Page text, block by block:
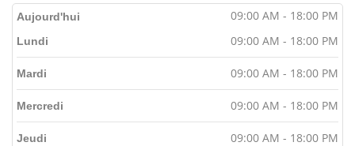
Aujourd'hui 09:00 AM - 18:00 PM
Lundi 09:00 AM - 18:00 PM
Mardi 09:00 AM - 18:00 PM
Mercredi 09:00 AM - 18:00 PM
Jeudi 09:00 AM - 18:00 PM